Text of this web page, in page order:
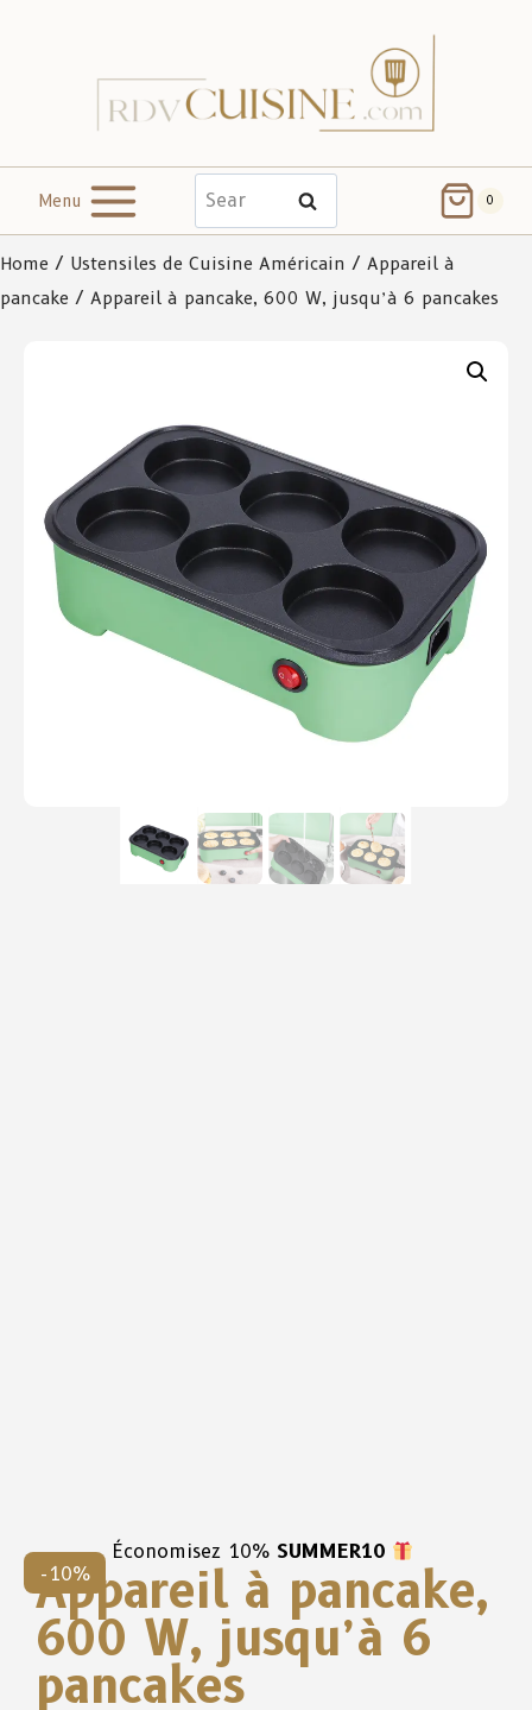
Menu Search 0
Home / Ustensiles de Cuisine Américain / Appareil à
pancake / Appareil à pancake, 600 W, jusqu’à 6 pancakes
-10%
Économisez 10% SUMMER10
Appareil à pancake,
600 W, jusqu’à 6
pancakes